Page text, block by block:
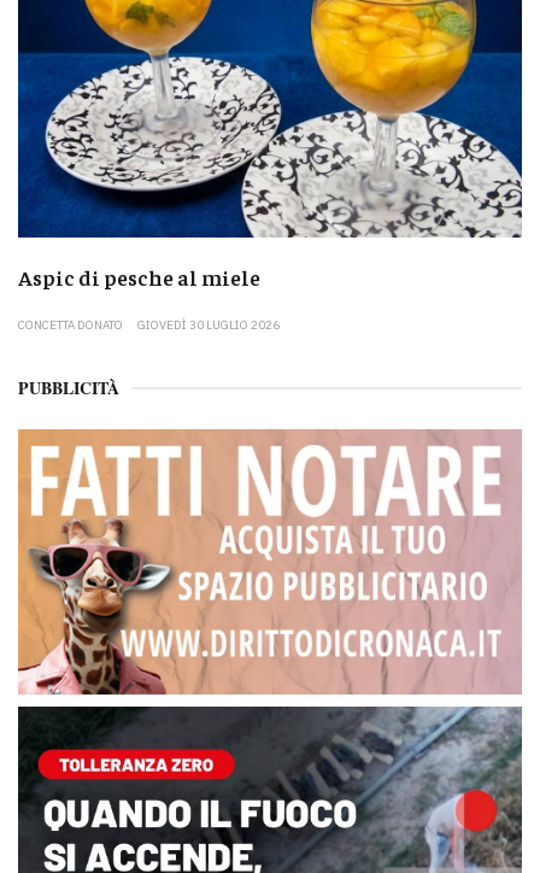
Aspic di pesche al miele
CONCETTA DONATO GIOVEDÌ 30 LUGLIO 2026
PUBBLICITÀ